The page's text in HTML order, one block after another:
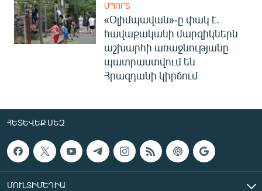
ՍՊՈՐՏ
«Օլիմպավան»-ը փակ է.
հավաքականի մարզիկներն
աշխարհի առաջնությանը
պատրաստվում են
Հրազդանի կիրճում
ՀԵՏԵՎԵՔ ՄԵԶ
ՄՈՒԼՏԻՄԵԴԻԱ